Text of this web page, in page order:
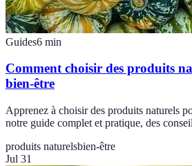
Guides6 min
Comment choisir des produits
bien-être
Apprenez à choisir des produits naturels
notre guide complet et pratique, des
produits naturelsbien-être
Jul 31